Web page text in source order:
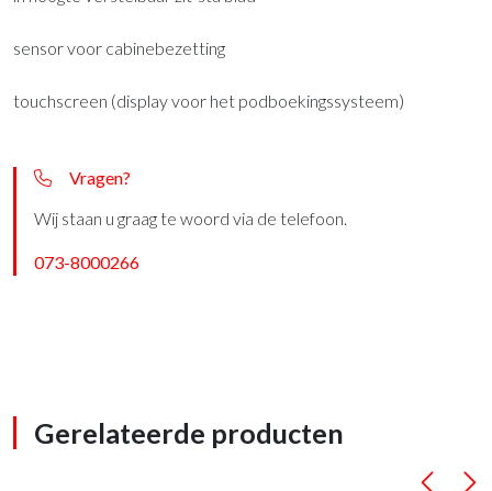
sensor voor cabinebezetting
touchscreen (display voor het podboekingssysteem)
Vragen?
Wij staan u graag te woord via de telefoon.
073-8000266
Gerelateerde producten